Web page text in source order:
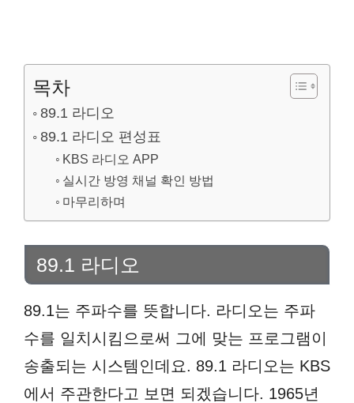
목차
89.1 라디오
89.1 라디오 편성표
KBS 라디오 APP
실시간 방영 채널 확인 방법
마무리하며
89.1 라디오
89.1는 주파수를 뜻합니다. 라디오는 주파
수를 일치시킴으로써 그에 맞는 프로그램이
송출되는 시스템인데요. 89.1 라디오는 KBS
에서 주관한다고 보면 되겠습니다. 1965년